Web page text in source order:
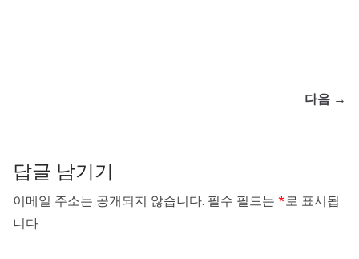
다음 →
답글 남기기
이메일 주소는 공개되지 않습니다. 필수 필드는 *로 표시됩
니다